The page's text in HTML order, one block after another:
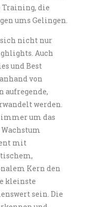
Training, die
ums Gelingen.
nicht nur
Auch
und Best
von
aufregende,
werden.
um das
mit
Kern den
kleinste
sein. Die